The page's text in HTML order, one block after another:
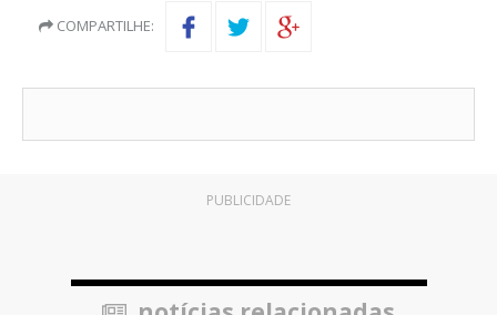
COMPARTILHE:
PUBLICIDADE